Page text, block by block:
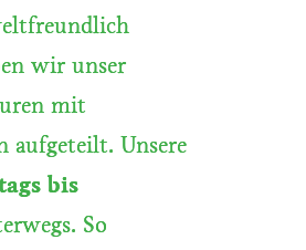
wir unser
mit
aufgeteilt. Unsere
bis
So